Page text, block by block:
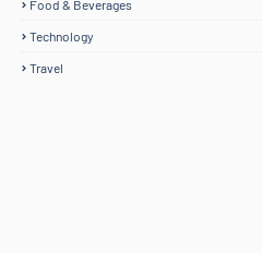
Food & Beverages
Technology
Travel